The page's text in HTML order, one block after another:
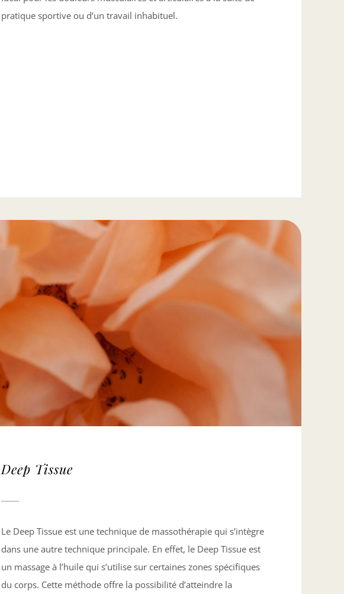
pratique sportive ou d’un travail inhabituel.
Deep Tissue
Le Deep Tissue est une technique de massothérapie qui s’intègre
dans une autre technique principale. En effet, le Deep Tissue est
un massage à l’huile qui s’utilise sur certaines zones spécifiques
du corps. Cette méthode offre la possibilité d’atteindre la